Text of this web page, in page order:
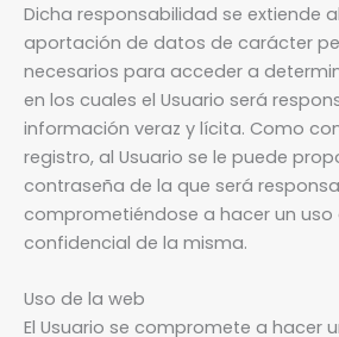
Dicha responsabilidad se extiende
aportación de datos de carácter
necesarios para acceder a
en los cuales el Usuario será
información veraz y lícita. Como
registro, al Usuario se le puede
contraseña de la que será
comprometiéndose a hacer un uso
confidencial de la misma.
Uso de la web
El Usuario se compromete a hacer